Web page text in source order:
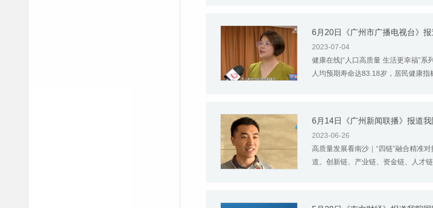
2023-07-04
健康在线|“人口高质量 生活更幸福”系
人均预期寿命达83.18岁，居民健康指
6月14日《广州新闻联播》报道
2023-06-26
高质量发展看南沙｜“四链”融合精准
道。创新链、产业链、资金链、人才